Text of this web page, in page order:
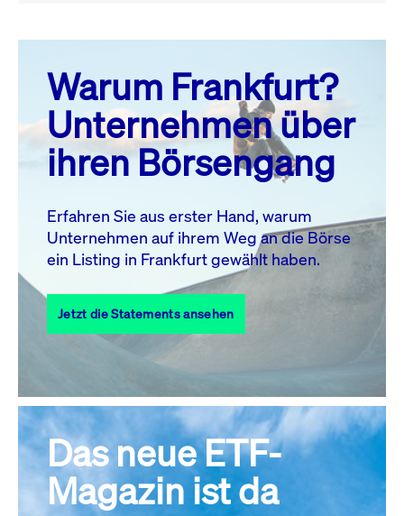
August 26
MO. DI. MI. DO. FR. SA. SO.
1
2
3
4 5 6 7 8
10 11 13 14
17
18 19 20 21 22
23
27 28
31
Alle Events
Warum Frankfurt?
Unternehmen über
ihren Börsengang
Erfahren Sie aus erster Hand, warum
Unternehmen auf ihrem Weg an die Börse
ein Listing in Frankfurt gewählt haben.
Jetzt die Statements ansehen
Das neue ETF-
Magazin ist da